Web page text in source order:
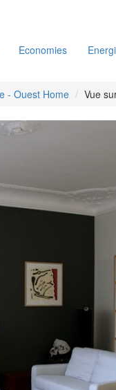
Economies
- Ouest Home Vue